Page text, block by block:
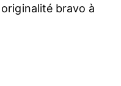
bravo à